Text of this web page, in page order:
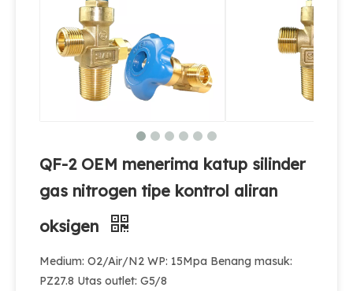
QF-2C Flapper Type Cylinder Brass Gas Valve Untuk Rentang Gas Industri O2 / Udara / N2 Kualitas Tinggi QF-2 Industrial Oxygen Nitrogen Air Safe Cylinder Flapper Type Brass Gas Valve
QF-2 OEM menerima katup silinder
gas nitrogen tipe kontrol aliran
oksigen
Medium: O2/Air/N2 WP: 15Mpa Benang masuk:
PZ27.8 Utas outlet: G5/8